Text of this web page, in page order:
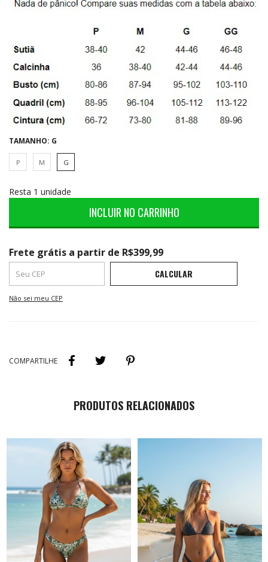
TAMANHO: G
P M G
Resta 1 unidade
Frete grátis R$399,99
Entregas para o CEP:
Frete grátis a partir de R$399,99
CALCULAR
Não sei meu CEP
PRODUTOS RELACIONADOS